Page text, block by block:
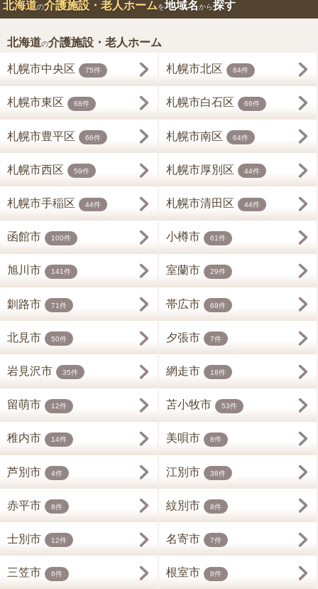
北海道の介護施設・老人ホームを地域名から探す
北海道の介護施設・老人ホーム
札幌市中央区 75件 札幌市北区 84件
札幌市東区 68件 札幌市白石区 66件
札幌市豊平区 66件 札幌市南区 64件
札幌市西区 59件 札幌市厚別区 44件
札幌市手稲区 44件 札幌市清田区 44件
函館市 100件 小樽市 61件
旭川市 141件 室蘭市 29件
釧路市 71件 帯広市 68件
北見市 50件 夕張市 7件
岩見沢市 35件 網走市 18件
留萌市 12件 苫小牧市 53件
稚内市 14件 美唄市 8件
芦別市 4件 江別市 38件
赤平市 8件 紋別市 8件
士別市 12件 名寄市 7件
三笠市 6件 根室市 8件